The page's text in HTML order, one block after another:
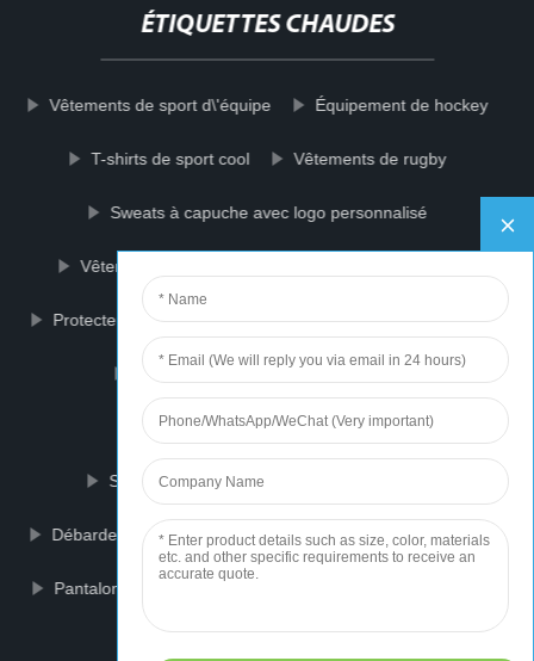
ÉTIQUETTES CHAUDES
Vêtements de sport d\'équipe Équipement de hockey
T-shirts de sport cool Vêtements de rugby
Sweats à capuche avec logo personnalisé
Vêtements d\'entraînement
Protecteur de cheville Putter de golf d\'entraînement
Ensembles d\'uniformes de football
Ensemble de maillot de football
Soutien-gorge sans bretelles sans couture
Débardeur d\'entraînement Collants d\'entraînement
Pantalon de sport